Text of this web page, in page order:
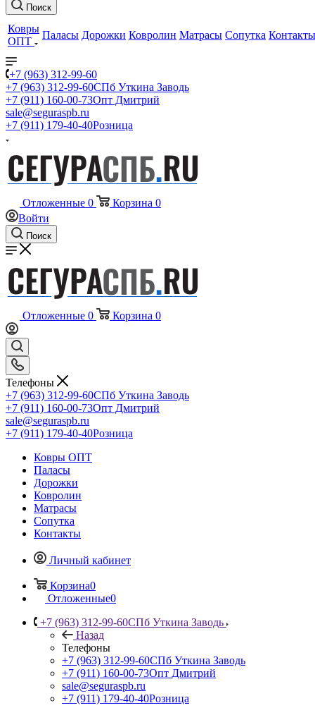
Поиск
Ковры
ОПТ
Паласы Дорожки Ковролин Матрасы Сопутка Контакты
+7 (963) 312-99-60
+7 (963) 312-99-60СПб Уткина Заводь
+7 (911) 160-00-73Опт Дмитрий
sale@seguraspb.ru
+7 (911) 179-40-40Розница
Отложенные 0 Корзина 0
Войти
Поиск
Отложенные 0 Корзина 0
Телефоны
+7 (963) 312-99-60СПб Уткина Заводь
+7 (911) 160-00-73Опт Дмитрий
sale@seguraspb.ru
+7 (911) 179-40-40Розница
Ковры ОПТ
Паласы
Дорожки
Ковролин
Матрасы
Сопутка
Контакты
Личный кабинет
Корзина0
Отложенные0
+7 (963) 312-99-60СПб Уткина Заводь
Назад
Телефоны
+7 (963) 312-99-60СПб Уткина Заводь
+7 (911) 160-00-73Опт Дмитрий
sale@seguraspb.ru
+7 (911) 179-40-40Розница